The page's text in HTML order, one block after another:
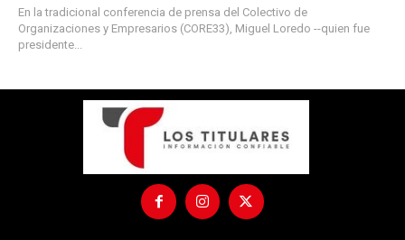
En la tradicional conferencia de prensa del Colectivo de
Organizaciones y Empresarios (CORE33), Miguel Loredo --quien fue
presidente...